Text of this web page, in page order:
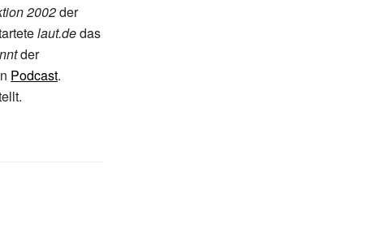
2002der
laut.dedas
der
Podcast.